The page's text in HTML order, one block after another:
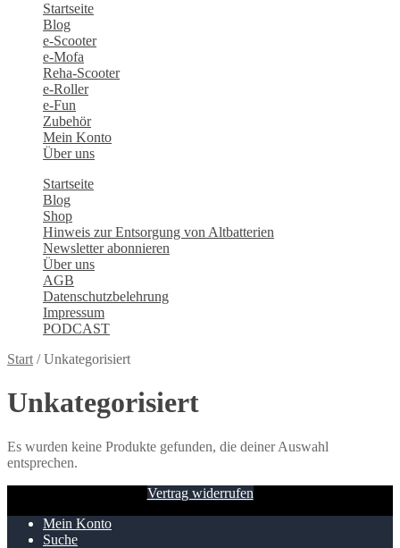
Startseite
Blog
e-Scooter
e-Mofa
Reha-Scooter
e-Roller
e-Fun
Zubehör
Mein Konto
Über uns
Startseite
Blog
Shop
Hinweis zur Entsorgung von Altbatterien
Newsletter abonnieren
Über uns
AGB
Datenschutzbelehrung
Impressum
PODCAST
Start /Unkategorisiert
Unkategorisiert
Es wurden keine Produkte gefunden, die deiner Auswahl
entsprechen.
Vertrag widerrufen
Mein Konto
Suche